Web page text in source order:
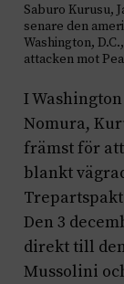
Saburo Kurusu,
senare den
Washington,
attacken mot
I
Nomura,
främst för
blankt
Den 3
direkt till
Mussolini